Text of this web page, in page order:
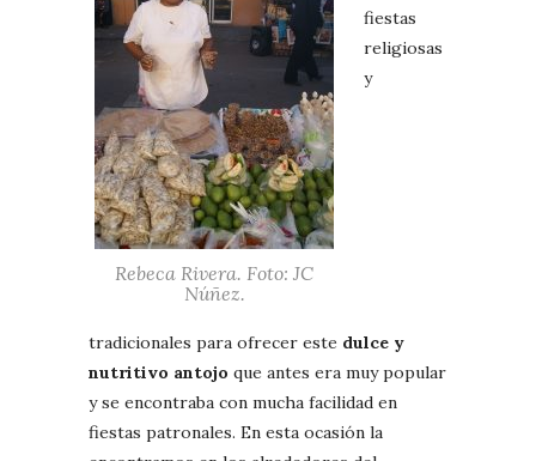
Rebeca Rivera. Foto: JC
Núñez.
fiestas
religiosas
y
tradicionales para ofrecer este dulce y
nutritivo antojo que antes era muy popular
y se encontraba con mucha facilidad en
fiestas patronales. En esta ocasión la